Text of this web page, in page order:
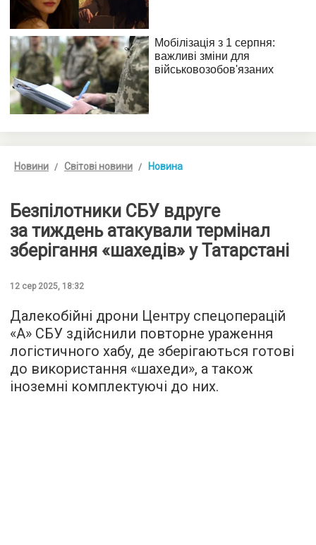
Новини Світові новини Новина
Безпілотники СБУ вдруге
за тиждень атакували термінал
зберігання «шахедів» у Татарстані
12 сер 2025, 18:32
Далекобійні дрони Центру спецоперацій
«А» СБУ здійснили повторне ураження
логістичного хабу, де зберігаються готові
до використання «шахеди», а також
іноземні комплектуючі до них.